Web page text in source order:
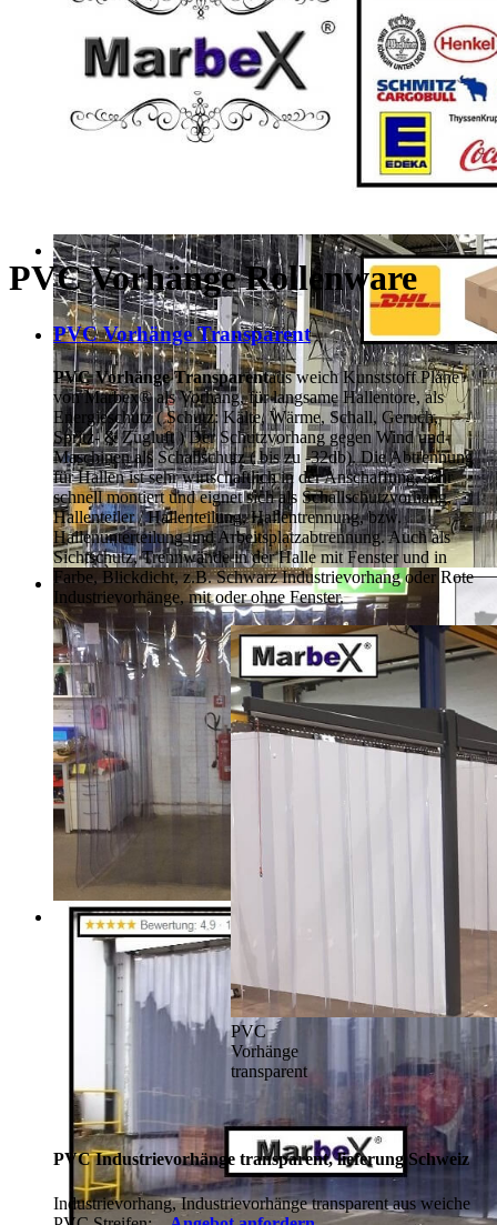
PVC Vorhänge Rollenware
PVC Vorhänge Transparent
PVC Vorhänge Transparentaus weich Kunststoff Plane
von Marbex® als Vorhang, für langsame Hallentore, als
Energieschutz (Schutz:Kälte, Wärme, Schall, Geruch,
Spritz- & Zugluft ) Der Schutzvorhang gegen Wind und
Maschinen als Schallschutz ( bis zu -32db). Die Abtrennung
für Hallen ist sehr wirtschaftlich in der Anschaffung, sehr
schnell montiert und eignet sich als Schallschutzvorhang,
Hallenteiler /Hallenteilung,Hallentrennung, bzw.
Hallenunterteilung und Arbeitsplatzabtrennung. Auch als
Sichtschutz, Trennwände in der Halle mit Fenster und in
Farbe, Blickdicht, z.B. Schwarz Industrievorhang oder Rote
Industrievorhänge, mit oder ohne Fenster.
PVC
Vorhänge
transparent
PVC Industrievorhänge transparent, lieferung Schweiz
Industrievorhang, Industrievorhänge transparent aus weiche